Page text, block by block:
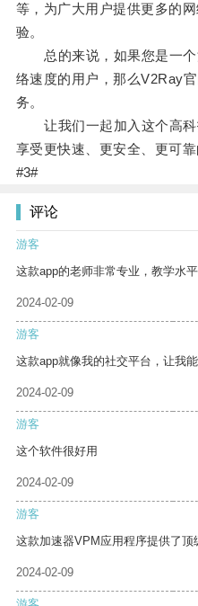
等，为广大用户提供更多的
验。
总的来说，如果您是一个
络速度的用户，那么V2Ray
务。
让我们一起加入这个高科
享受更快速、更安全、更可靠
#3#
评论
游客
这款app的老师非常专业，教学水
2024-02-09
游客
这款app就像我的社交平台，让我
2024-02-09
游客
这个软件很好用
2024-02-09
游客
这款加速器VPM应用程序提供了顶
2024-02-09